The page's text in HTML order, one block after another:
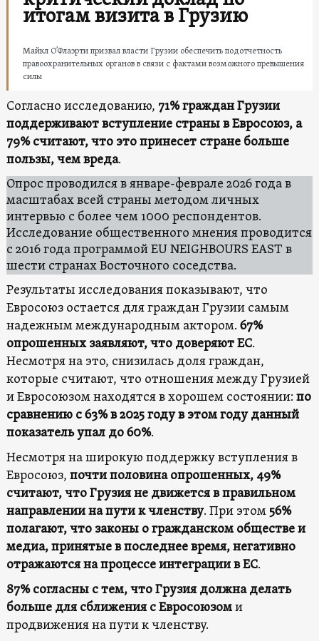
итогам визита в Грузию
Майкл О’Флаэрти призвал власти Грузии обеспечить подотчетность
правоохранительных органов в связи с фактами возможного превышения
силы
Согласно исследованию, 71% граждан Грузии
поддерживают вступление страны в Евросоюз, а
79% считают, что это принесет стране больше
пользы, чем вреда.
Опрос проводился в январе-феврале 2026 года в
масштабах всей страны методом личных
интервью с более чем 1000 респондентов.
Исследование общественного мнения проводится
с 2016 года программой EU NEIGHBOURS EAST в
шести странах Восточного соседства.
Результаты исследования показывают, что
Евросоюз остается для граждан Грузии самым
надежным международным актором. 67%
опрошенных заявляют, что доверяют ЕС.
Несмотря на это, снизилась доля граждан,
которые считают, что отношения между Грузией
и Евросоюзом находятся в хорошем состоянии: по
сравнению с 63% в 2025 году в этом году данный
показатель упал до 60%.
Несмотря на широкую поддержку вступления в
Евросоюз, почти половина опрошенных, 49%
считают, что Грузия не движется в правильном
направлении на пути к членству. При этом56%
полагают, что законы о гражданском обществе и
медиа, принятые в последнее время, негативно
отражаются на процессе интеграции в ЕС.
87% согласны с тем, что Грузия должна делать
больше для сближения с Евросоюзоми
продвижения на пути к членству.